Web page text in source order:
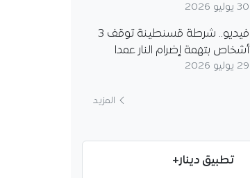
30 يوليو 2026
فيديو.. شرطة قسنطينة توقف 3
أشخاص بتهمة إضرام النار عمدا
29 يوليو 2026
المزيد
تطبيق دينار+